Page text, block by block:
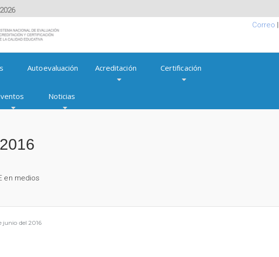
Correo
Autoevaluación Acreditación Certificación
Noticias
en medios
junio del 2016